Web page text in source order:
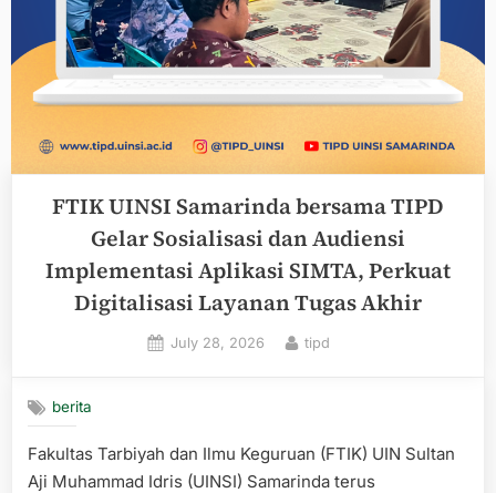
FTIK UINSI Samarinda bersama TIPD
Gelar Sosialisasi dan Audiensi
Implementasi Aplikasi SIMTA, Perkuat
Digitalisasi Layanan Tugas Akhir
Posted
July 28, 2026 By
tipd
berita
Fakultas Tarbiyah dan Ilmu Keguruan (FTIK) UIN Sultan
Aji Muhammad Idris (UINSI) Samarinda terus